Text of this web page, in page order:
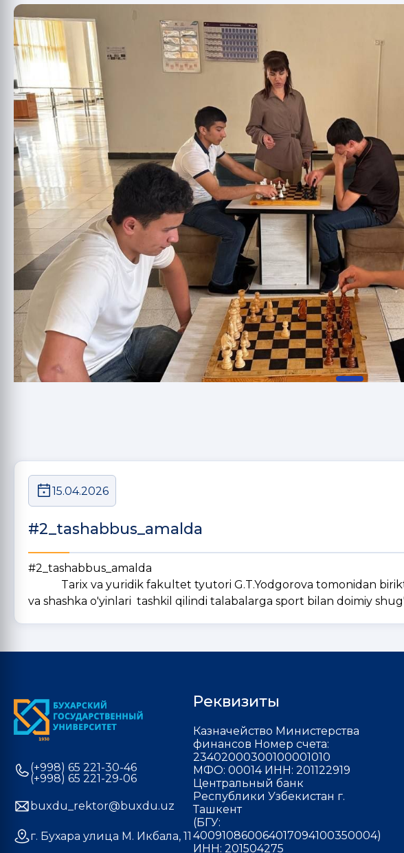
15.04.2026
#2_tashabbus_amalda
#2_tashabbus_amalda
Tarix va yuridik fakultet tyutori G.T.Yodgorova tomonidan
va shashka o'yinlari tashkil qilindi talabalarga sport bilan doimiy
(+998) 65 221-30-46
(+998) 65 221-29-06
buxdu_rektor@buxdu.uz
г. Бухара улица М. Икбала, 11
Реквизиты
Казначейство Министерства
финансов Номер счета:
23402000300100001010
МФО: 00014 ИНН: 201122919
Центральный банк
Республики Узбекистан г.
Ташкент
(БГУ:
400910860064017094100350004)
ИНН: 201504275